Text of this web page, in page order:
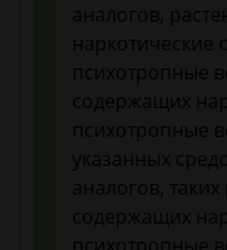
аналогов,
наркотические
психотропные
содержащих
психотропные
указанных
аналогов,
содержащих